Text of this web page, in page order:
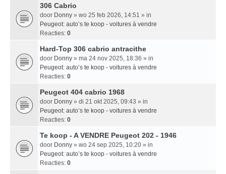
306 Cabrio
door Donny » wo 25 feb 2026, 14:51 » in
Peugeot: auto’s te koop - voitures à vendre
Reacties: 0
Hard-Top 306 cabrio antracithe
door Donny » ma 24 nov 2025, 18:36 » in
Peugeot: auto’s te koop - voitures à vendre
Reacties: 0
Peugeot 404 cabrio 1968
door Donny » di 21 okt 2025, 09:43 » in
Peugeot: auto’s te koop - voitures à vendre
Reacties: 0
Te koop - A VENDRE Peugeot 202 - 1946
door Donny » wo 24 sep 2025, 10:20 » in
Peugeot: auto’s te koop - voitures à vendre
Reacties: 0